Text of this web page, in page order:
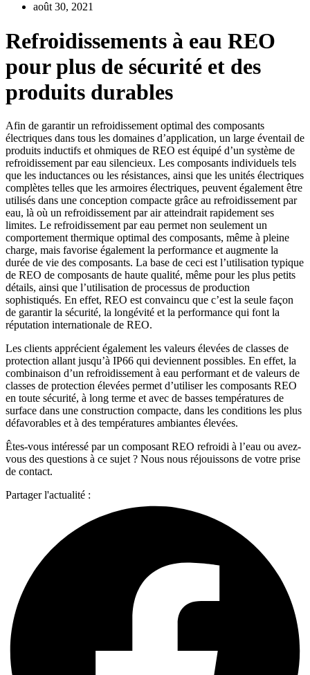
août 30, 2021
Refroidissements à eau REO
pour plus de sécurité et des
produits durables
Afin de garantir un refroidissement optimal des composants
électriques dans tous les domaines d’application, un large éventail de
produits inductifs et ohmiques de REO est équipé d’un système de
refroidissement par eau silencieux. Les composants individuels tels
que les inductances ou les résistances, ainsi que les unités électriques
complètes telles que les armoires électriques, peuvent également être
utilisés dans une conception compacte grâce au refroidissement par
eau, là où un refroidissement par air atteindrait rapidement ses
limites. Le refroidissement par eau permet non seulement un
comportement thermique optimal des composants, même à pleine
charge, mais favorise également la performance et augmente la
durée de vie des composants. La base de ceci est l’utilisation typique
de REO de composants de haute qualité, même pour les plus petits
détails, ainsi que l’utilisation de processus de production
sophistiqués. En effet, REO est convaincu que c’est la seule façon
de garantir la sécurité, la longévité et la performance qui font la
réputation internationale de REO.
Les clients apprécient également les valeurs élevées de classes de
protection allant jusqu’à IP66 qui deviennent possibles. En effet, la
combinaison d’un refroidissement à eau performant et de valeurs de
classes de protection élevées permet d’utiliser les composants REO
en toute sécurité, à long terme et avec de basses températures de
surface dans une construction compacte, dans les conditions les plus
défavorables et à des températures ambiantes élevées.
Êtes-vous intéressé par un composant REO refroidi à l’eau ou avez-
vous des questions à ce sujet ? Nous nous réjouissons de votre prise
de contact.
Partager l'actualité :